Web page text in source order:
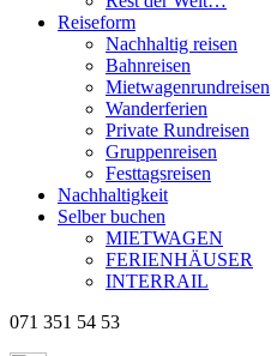
Reiseform
Nachhaltig reisen
Bahnreisen
Mietwagenrundreisen
Wanderferien
Private Rundreisen
Gruppenreisen
Festtagsreisen
Nachhaltigkeit
Selber buchen
MIETWAGEN
FERIENHÄUSER
INTERRAIL
071 351 54 53